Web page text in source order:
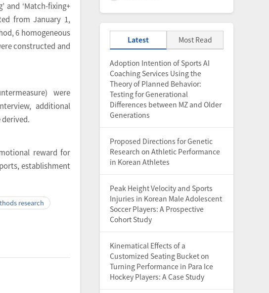
and ‘Match-fixing+
from January 1,
6 homogeneous
constructed and
were
additional
reward for
establishment
research
Latest Most Read
Adoption Intention of Sports AI
Coaching Services Using the
Theory of Planned Behavior:
Testing for Generational
Differences between MZ and Older
Generations
Proposed Directions for Genetic
Research on Athletic Performance
in Korean Athletes
Peak Height Velocity and Sports
Injuries in Korean Male Adolescent
Soccer Players: A Prospective
Cohort Study
Kinematical Effects of a
Customized Seating Bucket on
Turning Performance in Para Ice
Hockey Players: A Case Study